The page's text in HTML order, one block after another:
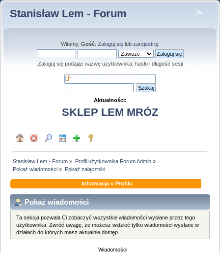
Stanisław Lem - Forum
Witamy, Gość. Zaloguj sięlub zarejestruj.
Zaloguj się podając nazwę użytkownika, hasło i długość sesji
Aktualności:
SKLEP LEM MRÓZ
Stanisław Lem - Forum » Profil użytkownika Forum Admin»
Pokaż wiadomości » Pokaż załączniki
Informacja o Profilu
Pokaż wiadomości
Ta sekcja pozwala Ci zobaczyć wszystkie wiadomości wysłane przez tego
użytkownika. Zwróć uwagę, że możesz widzieć tylko wiadomości wysłane w
działach do których masz aktualnie dostęp.
Wiadomości